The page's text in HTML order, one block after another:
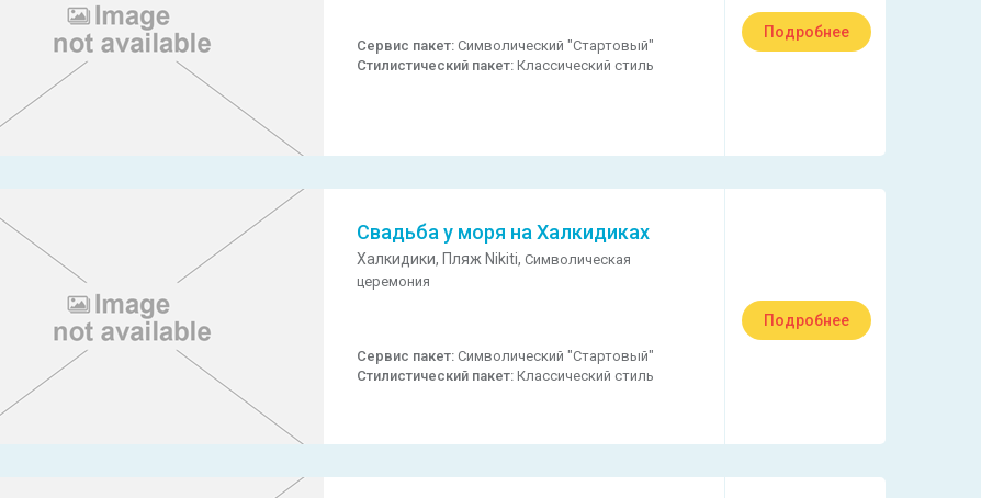
Сервис пакет:Символический "Стартовый"
Стилистический пакет:Классический стиль
Подробнее
Свадьба у моря на Халкидиках
Халкидики, Пляж Nikiti,Символическая
церемония
Сервис пакет:Символический "Стартовый"
Стилистический пакет:Классический стиль
Подробнее